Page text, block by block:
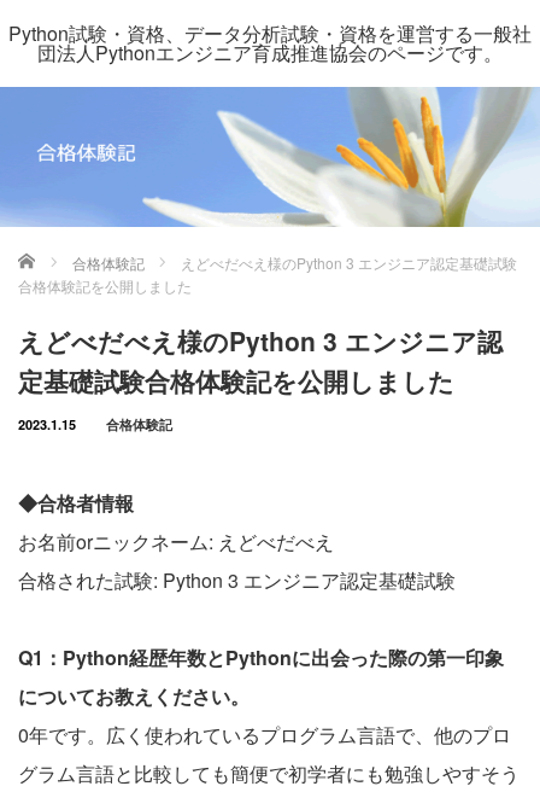
Python試験・資格、データ分析試験・資格を運営する一般社
団法人Pythonエンジニア育成推進協会のページです。
ホーム 合格体験記
えどべだべえ様のPython 3 エンジニア認定基礎試験
合格体験記を公開しました
えどべだべえ様のPython 3 エンジニア認
定基礎試験合格体験記を公開しました
2023.1.15 合格体験記
◆合格者情報
お名前orニックネーム: えどべだべえ
合格された試験: Python 3 エンジニア認定基礎試験
Q1：Python経歴年数とPythonに出会った際の第一印象
についてお教えください。
0年です。広く使われているプログラム言語で、他のプロ
グラム言語と比較しても簡便で初学者にも勉強しやすそう